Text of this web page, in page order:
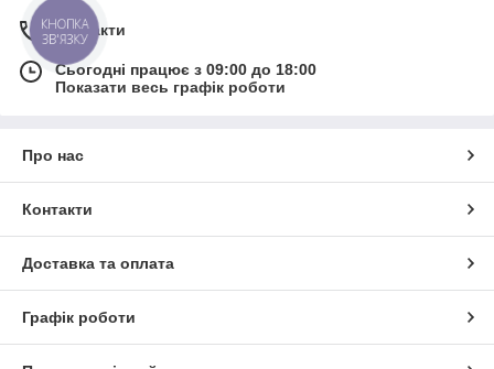
Контакти
Сьогодні працює з 09:00 до 18:00
Показати весь графік роботи
Про нас
Контакти
Доставка та оплата
Графік роботи
КНОПКА
ЗВ'ЯЗКУ